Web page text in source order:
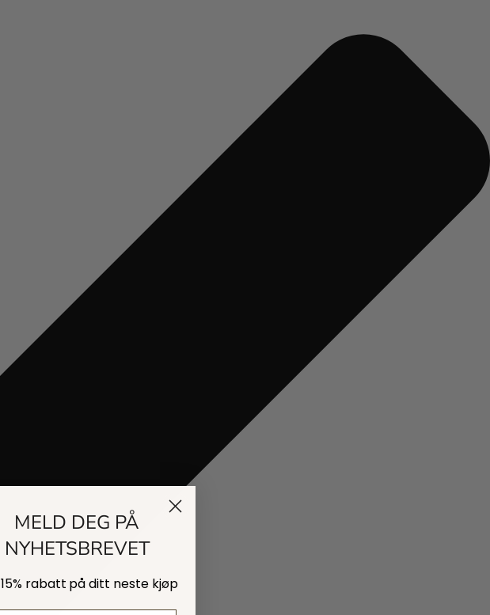
MELD DEG PÅ
NYHETSBREVET
15% rabatt på ditt neste kjøp